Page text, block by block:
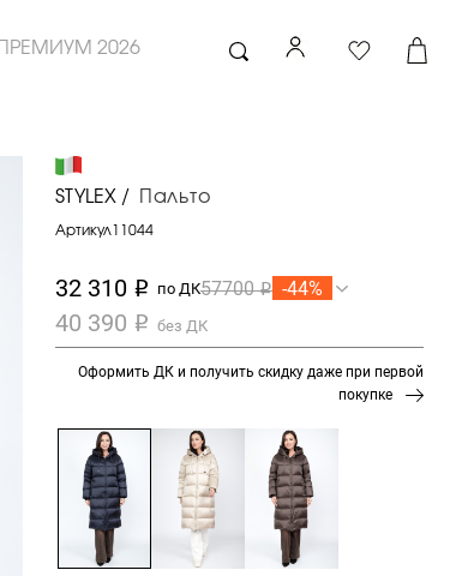
ПРЕМИУМ 2026
STYLEX / Пальто
Артикул11044
32 310 i по ДК57700 i -44%
40 390 i без ДК
Оформить ДК и получить скидку даже при первой
покупке